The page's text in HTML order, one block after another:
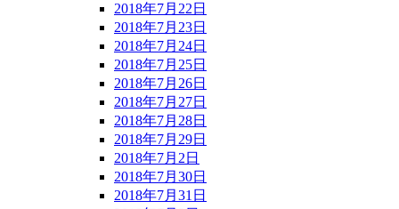
2018年7月22日
2018年7月23日
2018年7月24日
2018年7月25日
2018年7月26日
2018年7月27日
2018年7月28日
2018年7月29日
2018年7月2日
2018年7月30日
2018年7月31日